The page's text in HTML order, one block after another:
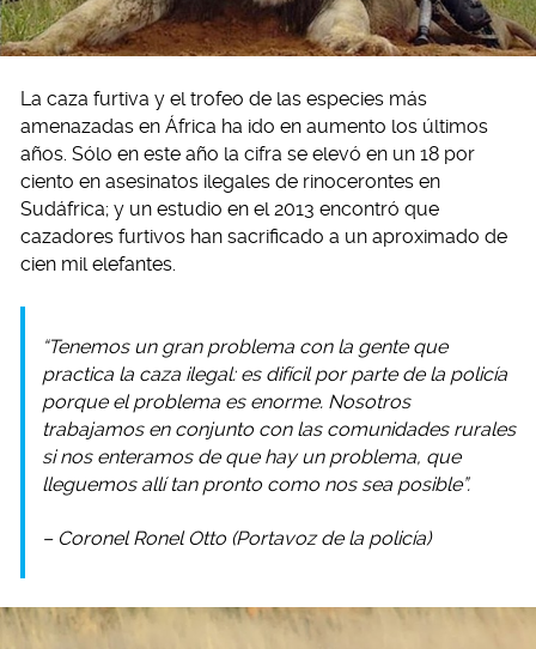
La caza furtiva y el trofeo de las especies más
amenazadas en África ha ido en aumento los últimos
años. Sólo en este año la cifra se elevó en un 18 por
ciento en asesinatos ilegales de rinocerontes en
Sudáfrica; y un estudio en el 2013 encontró que
cazadores furtivos han sacrificado a un aproximado de
cien mil elefantes.
“Tenemos un gran problema con la gente que
practica la caza ilegal: es difícil por parte de la policía
porque el problema es enorme. Nosotros
trabajamos en conjunto con las comunidades rurales
si nos enteramos de que hay un problema, que
lleguemos allí tan pronto como nos sea posible”.
– Coronel Ronel Otto (Portavoz de la policía)